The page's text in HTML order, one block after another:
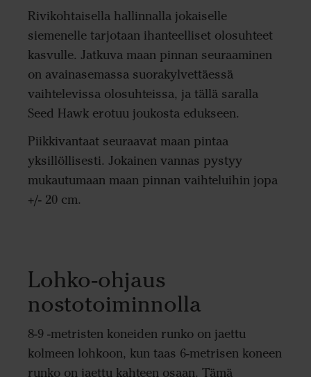
Rivikohtaisella hallinnalla jokaiselle
siemenelle tarjotaan ihanteelliset olosuhteet
kasvulle. Jatkuva maan pinnan seuraaminen
on avainasemassa suorakylvettäessä
vaihtelevissa olosuhteissa, ja tällä saralla
Seed Hawk erotuu joukosta edukseen.
Piikkivantaat seuraavat maan pintaa
yksillöllisesti. Jokainen vannas pystyy
mukautumaan maan pinnan vaihteluihin jopa
+/- 20 cm.
Lohko-ohjaus
nostotoiminnolla
8-9 -metristen koneiden runko on jaettu
kolmeen lohkoon, kun taas 6-metrisen koneen
runko on jaettu kahteen osaan. Tämä